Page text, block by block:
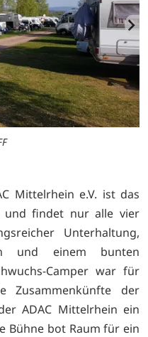
Mittelrhein e.V. ist das
und findet nur alle vier
Unterhaltung,
und einem bunten
Camper war für
Zusammenkünfte der
ADAC Mittelrhein ein
Bühne bot Raum für ein